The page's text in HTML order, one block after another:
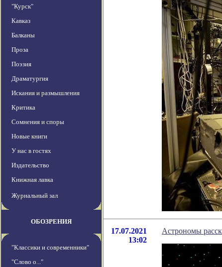
"Курск"
Кавказ
Балканы
Проза
Поэзия
Драматургия
Искания и размышления
Критика
Сомнения и споры
Новые книги
У нас в гостях
Издательство
Книжная лавка
Журнальный зал
ОБОЗРЕНИЯ
"Классики и современники"
"Слово о..."
17.07.2021
13:02
Астрономы